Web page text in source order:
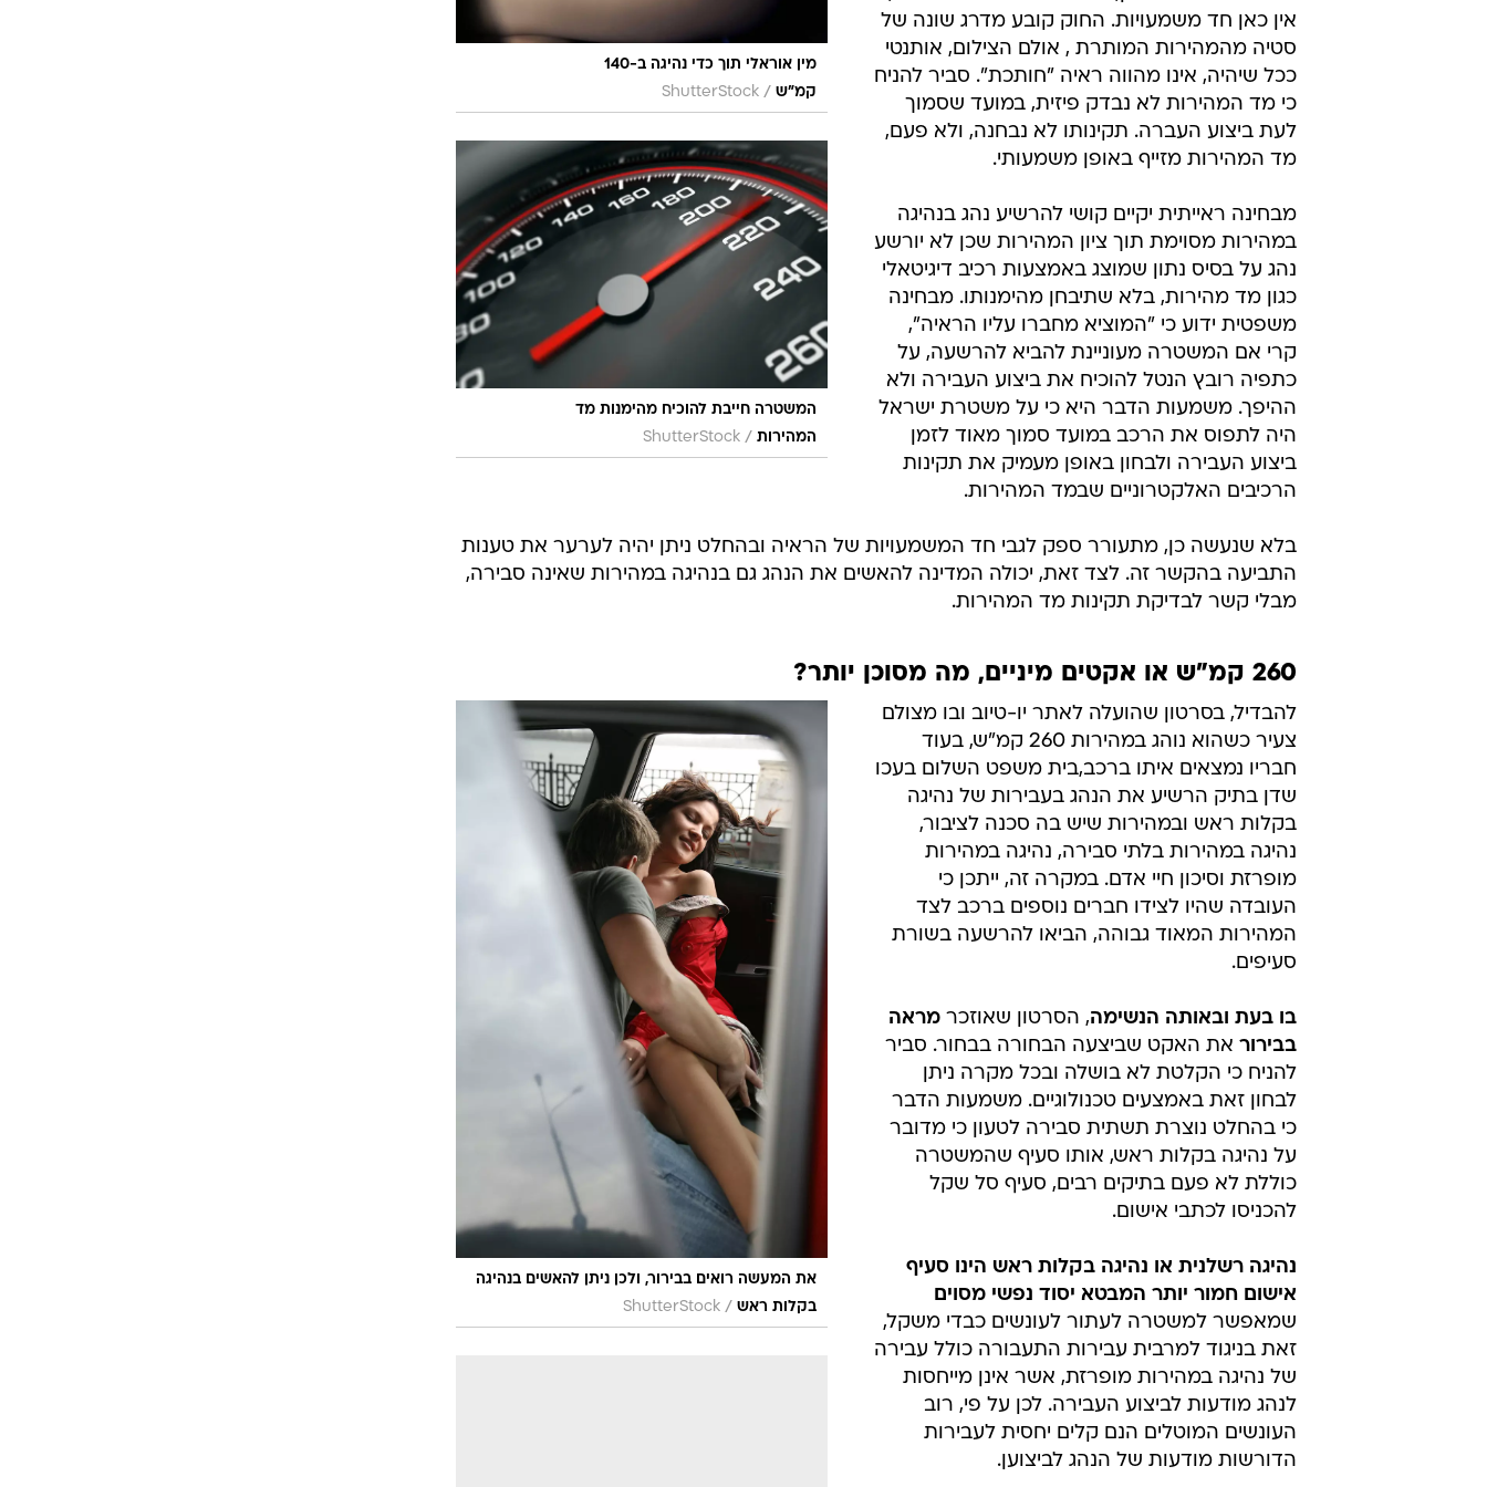
קמ"ש
המהירות
כעו"ד לדיני תעבורה, אין זה מתחום מומחיותי ללבן
את הסוגיות המשפטיות והמוסריות הנוקבות
המתעוררות עקב צילום האקט וחשיפתו ברבים.
בו בעת, כאשר מנתחים את הראיות שנמצאות
בידי משטרת ישראל, קרי העתק הקלטת ומד
המהירות המופיע בה, מתעוררת בעיה. נדמה כי
מדובר על ראיה כבדת משקל, שהרי מד המהירות
נראה בבירור בסרטון, אולם מבחינת דיני הראיות,
אין כאן חד משמעויות. החוק קובע מדרג שונה של
סטיה מהמהירות המותרת , אולם הצילום, אותנטי
ככל שיהיה, אינו מהווה ראיה "חותכת". סביר להניח
כי מד המהירות לא נבדק פיזית, במועד שסמוך
לעת ביצוע העברה. תקינותו לא נבחנה, ולא פעם,
מד המהירות מזייף באופן משמעותי.
מבחינה ראייתית יקיים קושי להרשיע נהג בנהיגה
במהירות מסוימת תוך ציון המהירות שכן לא יורשע
נהג על בסיס נתון שמוצג באמצעות רכיב דיגיטאלי
כגון מד מהירות, בלא שתיבחן מהימנותו. מבחינה
משפטית ידוע כי "המוציא מחברו עליו הראיה",
קרי אם המשטרה מעוניינת להביא להרשעה, על
כתפיה רובץ הנטל להוכיח את ביצוע העבירה ולא
היה לתפוס את הרכב במועד סמוך מאוד לזמן
ביצוע העבירה ולבחון באופן מעמיק את תקינות
הרכיבים האלקטרוניים שבמד המהירות.
בלא שנעשה כן, מתעורר ספק לגבי חד המשמעויות של הראיה ובהחלט ניתן יהיה לערער את טענות
התביעה בהקשר זה. לצד זאת, יכולה המדינה להאשים את הנהג גם בנהיגה במהירות שאינה סבירה,
מבלי קשר לבדיקת תקינות מד המהירות.
260 קמ"ש או אקטים מיניים, מה מסוכן יותר?
להבדיל, בסרטון שהועלה לאתר יו-טיוב ובו מצולם
חבריו נמצאים איתו ברכב,בית משפט השלום בעכו
שדן בתיק הרשיע את הנהג בעבירות של נהיגה
בקלות ראש ובמהירות שיש בה סכנה לציבור,
נהיגה במהירות בלתי סבירה, נהיגה במהירות
מופרזת וסיכון חיי אדם. במקרה זה, ייתכן כי
העובדה שהיו לצידו חברים נוספים ברכב לצד
המהירות המאוד גבוהה, הביאו להרשעה בשורת
סעיפים.
בו בעת ובאותה הנשימה, הסרטון שאוזכרמראה
בבירור את האקט שביצעה הבחורה בבחור. סביר
להניח כי הקלטת לא בושלה ובכל מקרה ניתן
לבחון זאת באמצעים טכנולוגיים. משמעות הדבר
כי בהחלט נוצרת תשתית סבירה לטעון כי מדובר
על נהיגה בקלות ראש, אותו סעיף שהמשטרה
כוללת לא פעם בתיקים רבים, סעיף סל שקל
להכניסו לכתבי אישום.